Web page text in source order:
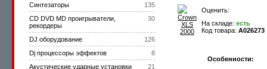
135
Синтезаторы
30
CD DVD MD проигрыватели,
рекордеры
126
DJ оборудование
8
Dj процессоры эффектов
21
Акустические ударные установки
Оценить:
На складе: есть
Код товара: A026273
Особенности: